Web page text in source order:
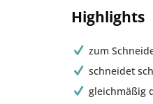
Highlights
zum
schneidet
gleichmäßig